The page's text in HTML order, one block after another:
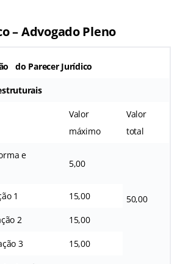
– Advogado Pleno
do Parecer Jurídico
Valor
máximo
Valor
total
e
5,00
50,00
1 15,00
2 15,00
3 15,00